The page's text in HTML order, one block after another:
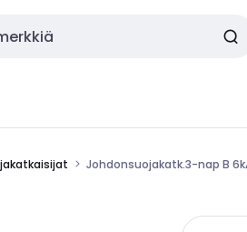
Johdonsuojakatk.3-nap B